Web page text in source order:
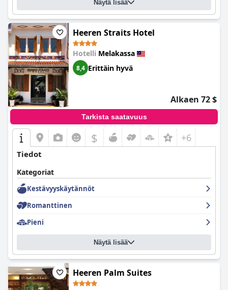
Näytä lisää
Heeren Straits Hotel
Hotelli Melakassa
8,4 Erittäin hyvä
Alkaen 72 $
Tarkista saatavuus
$ +6
Tiedot
Kategoriat
Kestävyyskäytännöt
Romanttinen
Pieni
Näytä lisää
Heeren Palm Suites